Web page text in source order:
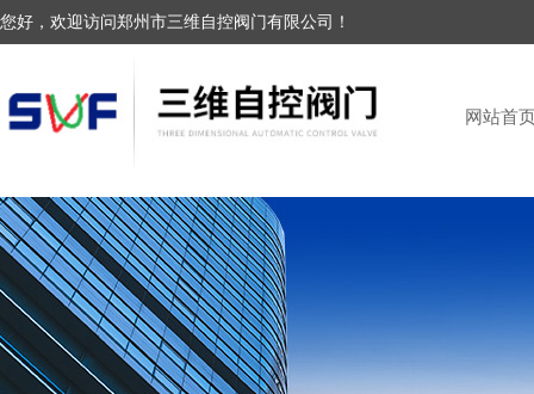
您好，欢迎访问郑州市三维自控阀门有限公司！
网站首